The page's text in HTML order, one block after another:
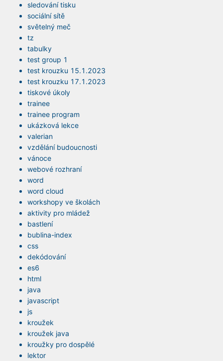
sledování tisku
sociální sítě
světelný meč
tz
tabulky
test group 1
test krouzku 15.1.2023
test krouzku 17.1.2023
tiskové úkoly
trainee
trainee program
ukázková lekce
valerian
vzdělání budoucnosti
vánoce
webové rozhraní
word
word cloud
workshopy ve školách
aktivity pro mládež
bastlení
bublina-index
css
dekódování
es6
html
java
javascript
js
kroužek
kroužek java
kroužky pro dospělé
lektor